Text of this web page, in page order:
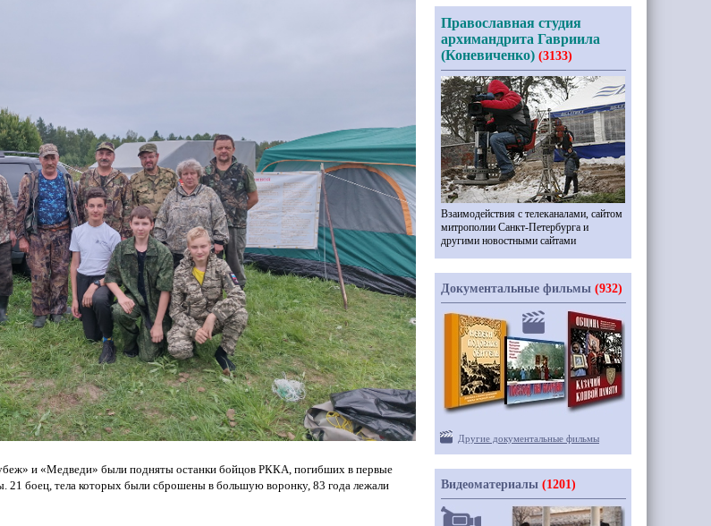
и «Медведи» были подняты останки бойцов РККА, погибших в первые
21 боец, тела которых были сброшены в большую воронку, 83 года лежали
Православная студия
архимандрита Гавриила
(Коневиченко) (3133)
Взаимодействия с телеканалами, сайтом
митрополии Санкт-Петербурга и
другими новостными сайтами
Документальные фильмы (932)
Другие документальные фильмы
Видеоматериалы (1201)